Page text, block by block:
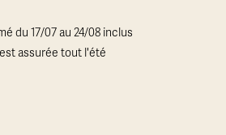
du 17/07 au 24/08 inclus
assurée tout l'été